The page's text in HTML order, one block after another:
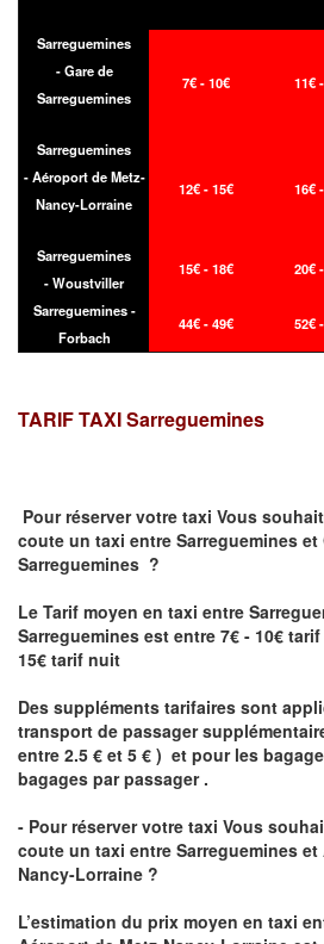
Sarreguemines
- Gare de
Sarreguemines
7€ - 10€ 11€
Sarreguemines
- Aéroport de Metz-
Nancy-Lorraine
12€ - 15€ 16€
Sarreguemines
- Woustviller
15€ - 18€ 20€
Sarreguemines -
Forbach
44€ - 49€ 52€
TARIF TAXISarreguemines
Pour réserver votre taxi Vous
coute un taxi entre Sarreguemines et
Sarreguemines ?
Le Tarif moyen en taxi entre
Sarreguemines est entre 7€ - 10€
15€ tarif nuit
Des suppléments tarifaires sont
transport de passager
entre 2.5 € et 5 € ) et pour les
bagages par passager .
- Pour réserver votre taxi Vous
coute un taxi entre Sarreguemines
Nancy-Lorraine ?
L’estimation du prix moyen en taxi